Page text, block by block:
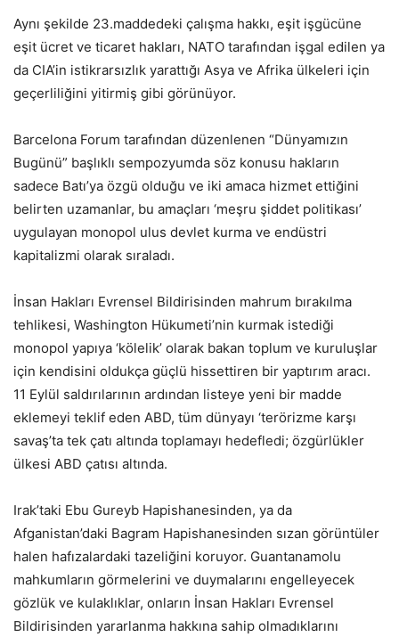
Aynı şekilde 23.maddedeki çalışma hakkı, eşit işgücüne
eşit ücret ve ticaret hakları, NATO tarafından işgal edilen ya
da CIA’in istikrarsızlık yarattığı Asya ve Afrika ülkeleri için
geçerliliğini yitirmiş gibi görünüyor.
Barcelona Forum tarafından düzenlenen “Dünyamızın
Bugünü” başlıklı sempozyumda söz konusu hakların
sadece Batı’ya özgü olduğu ve iki amaca hizmet ettiğini
belirten uzamanlar, bu amaçları ‘meşru şiddet politikası’
uygulayan monopol ulus devlet kurma ve endüstri
kapitalizmi olarak sıraladı.
İnsan Hakları Evrensel Bildirisinden mahrum bırakılma
tehlikesi, Washington Hükumeti’nin kurmak istediği
monopol yapıya ‘kölelik’ olarak bakan toplum ve kuruluşlar
için kendisini oldukça güçlü hissettiren bir yaptırım aracı.
11 Eylül saldırılarının ardından listeye yeni bir madde
eklemeyi teklif eden ABD, tüm dünyayı ‘terörizme karşı
savaş’ta tek çatı altında toplamayı hedefledi; özgürlükler
ülkesi ABD çatısı altında.
Irak’taki Ebu Gureyb Hapishanesinden, ya da
Afganistan’daki Bagram Hapishanesinden sızan görüntüler
halen hafızalardaki tazeliğini koruyor. Guantanamolu
mahkumların görmelerini ve duymalarını engelleyecek
gözlük ve kulaklıklar, onların İnsan Hakları Evrensel
Bildirisinden yararlanma hakkına sahip olmadıklarını